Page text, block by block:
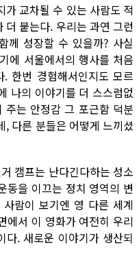
교차될 수 있는 사람도 적
붙는다. 우리는 과연 그런
께 성장할 수 있을까? 사실
에 서울에서의 행사를 처음
한번 경험해서인지도 모르
나의 이야기를 더 스스럼없
는 안정감 그 포근함 덕분
, 다른 분들은 어떻게 느끼셨
캠프는 난다긴다하는 성소
동을 이끄는 정치 영역의 변
람이 보기엔 영 다른 세계
에서 이 영화가 여전히 우리
다. 새로운 이야기가 생산되